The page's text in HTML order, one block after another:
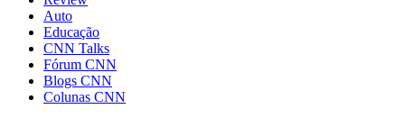
Auto
Educação
CNN Talks
Fórum CNN
Blogs CNN
Colunas CNN